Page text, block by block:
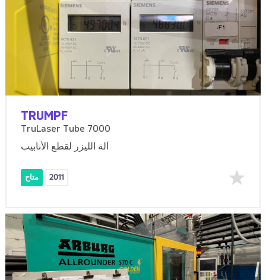
TRUMPF
TruLaser Tube 7000
آلة الليزر لقطع الأنابيب
متاح 2011